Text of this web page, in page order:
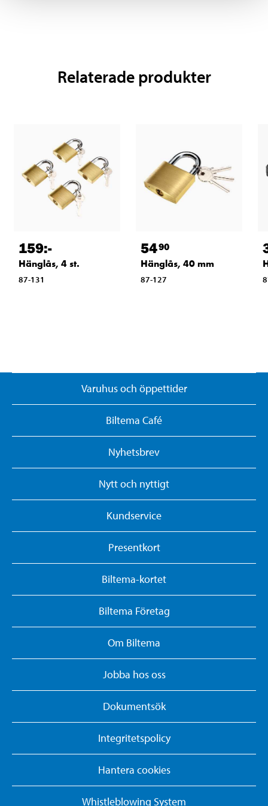
Relaterade produkter
159:-
Hänglås, 4 st.
87-131
5490
Hänglås, 40 mm
87-127
Varuhus och öppettider
Biltema Café
Nyhetsbrev
Nytt och nyttigt
Kundservice
Presentkort
Biltema-kortet
Biltema Företag
Om Biltema
Jobba hos oss
Dokumentsök
Integritetspolicy
Hantera cookies
Whistleblowing System